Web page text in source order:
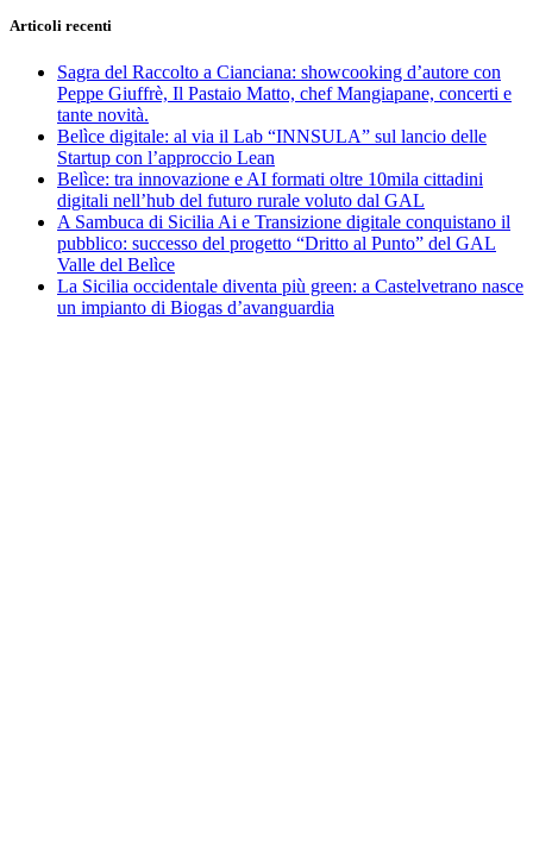
Articoli recenti
Sagra del Raccolto a Cianciana: showcooking d’autore con
Peppe Giuffrè, Il Pastaio Matto, chef Mangiapane, concerti e
tante novità.
Belìce digitale: al via il Lab “INNSULA” sul lancio delle
Startup con l’approccio Lean
Belìce: tra innovazione e AI formati oltre 10mila cittadini
digitali nell’hub del futuro rurale voluto dal GAL
A Sambuca di Sicilia Ai e Transizione digitale conquistano il
pubblico: successo del progetto “Dritto al Punto” del GAL
Valle del Belìce
La Sicilia occidentale diventa più green: a Castelvetrano nasce
un impianto di Biogas d’avanguardia